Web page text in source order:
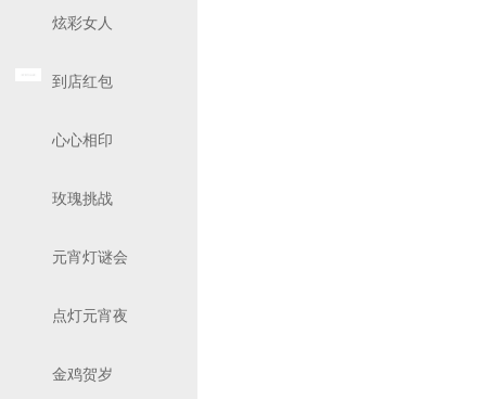
炫彩女人
到店红包
心心相印
玫瑰挑战
元宵灯谜会
点灯元宵夜
金鸡贺岁